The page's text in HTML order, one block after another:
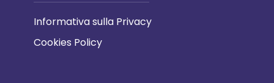
Informativa sulla Privacy
Cookies Policy